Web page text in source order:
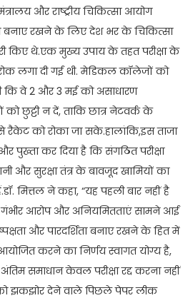
और राष्ट्रीय चिकित्सा आयोग
बनाए रखने के लिए देश भर के चिकित्सा
किए थे.एक मुख्य उपाय के तहत परीक्षा के
रोक लगा दी गई थी. मेडिकल कॉलेजों को
कि वे 2 और 3 मई को असाधारण
को छुट्टी न दें, ताकि छात्र नेटवर्क के
रैकेट को रोका जा सके.हालांकि,इस ताजा
कर दिया है कि संगठित परीक्षा
और सुरक्षा तंत्र के बावजूद खामियों का
मित्तल ने कहा, “यह पहली बार नहीं है
आरोप और अनियमितताएं सामने आई
और पारदर्शिता बनाए रखने के हित में
आयोजित करने का निर्णय स्वागत योग्य है,
समाधान केवल परीक्षा रद्द करना नहीं
झकझोर देने वाले पिछले पेपर लीक